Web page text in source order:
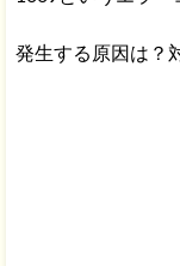
発生する原因は？